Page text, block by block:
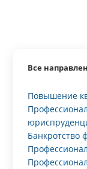
Все
Повышение
Банкротство